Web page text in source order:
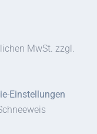
MwSt. zzgl.
Einstellungen